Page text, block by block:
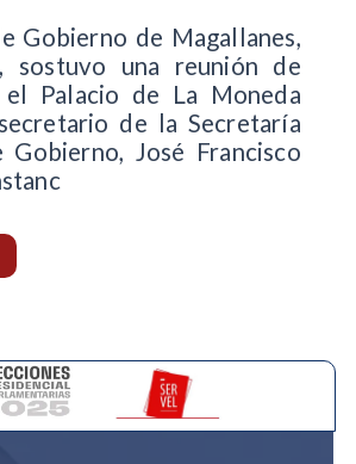
Gobierno de Magallanes,
sostuvo una reunión de
Palacio de La Moneda
de la Secretaría
Gobierno, José Francisco